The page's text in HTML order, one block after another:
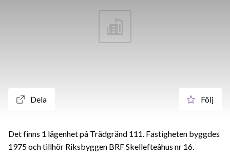
Dela Följ
Det finns 1 lägenhet på Trädgränd 111. Fastigheten byggdes
1975 och tillhör Riksbyggen BRF Skellefteåhus nr 16.